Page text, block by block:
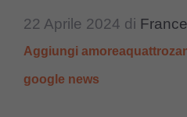
22 Aprile 2024 di
Aggiungi
google news